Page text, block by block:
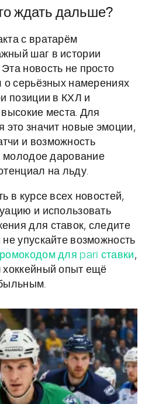
ждать дальше?
с вратарём
шаг в истории
новость не просто
о серьёзных намерениях
позиции в КХЛ и
места. Для
это значит новые эмоции,
и возможность
молодое дарование
на льду.
в курсе всех новостей,
и использовать
для ставок, следите
упускайте возможность
для pari ставки,
хоккейный опыт ещё